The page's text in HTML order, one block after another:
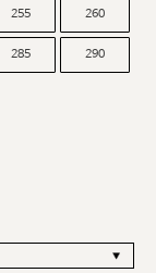
255 260
285 290